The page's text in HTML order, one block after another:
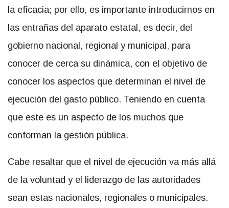
la eficacia; por ello, es importante introducirnos en
las entrañas del aparato estatal, es decir, del
gobierno nacional, regional y municipal, para
conocer de cerca su dinámica, con el objetivo de
conocer los aspectos que determinan el nivel de
ejecución del gasto público. Teniendo en cuenta
que este es un aspecto de los muchos que
conforman la gestión pública.
Cabe resaltar que el nivel de ejecución va más allá
de la voluntad y el liderazgo de las autoridades
sean estas nacionales, regionales o municipales.